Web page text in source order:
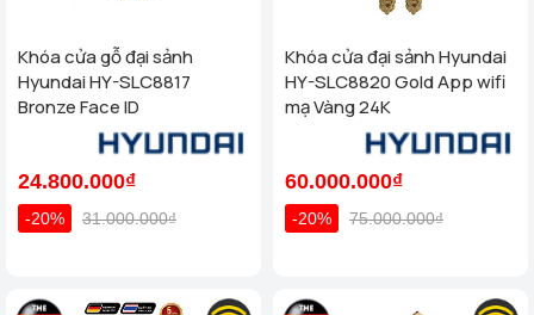
Khóa cửa gỗ đại sảnh
Hyundai HY-SLC8817
Bronze Face ID
24.800.000₫
-20% 31.000.000₫
Khóa cửa đại sảnh Hyundai
HY-SLC8820 Gold App wifi
mạ Vàng 24K
60.000.000₫
-20% 75.000.000₫